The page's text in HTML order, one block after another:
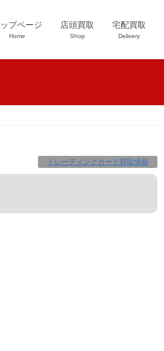
ップページ
Home
店頭買取
Shop
宅配買取
Delivery
トレーディングカード買取情報